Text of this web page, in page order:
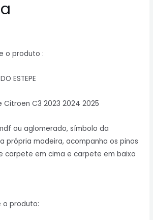
o produto :
ESTEPE
C3 2023 2024 2025
ou aglomerado, símbolo da
própria madeira, acompanha os pinos
carpete em cima e carpete em baixo
o produto: